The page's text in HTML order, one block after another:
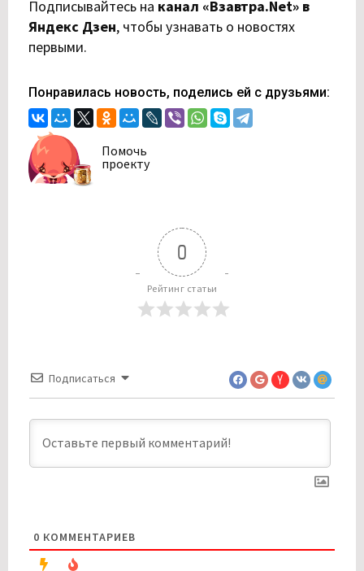
Подписывайтесь на канал «Взавтра.Net» в
Яндекс Дзен, чтобы узнавать о новостях
первыми.
Понравилась новость, поделись ей с друзьями:
Помочь
проекту
0
Рейтинг статьи
Подписаться
0 КОММЕНТАРИЕВ